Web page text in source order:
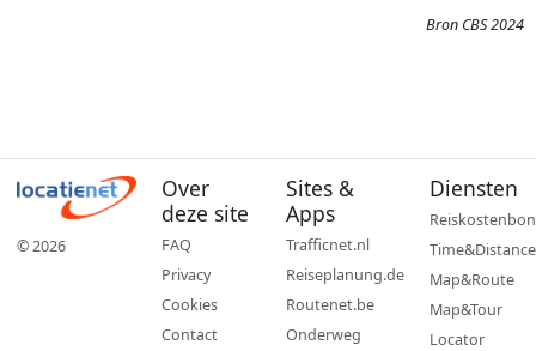
Bron CBS 2024
© 2026
Over
deze site
FAQ
Privacy
Cookies
Contact
Sites &
Apps
Trafficnet.nl
Reiseplanung.de
Routenet.be
Onderweg
Diensten
Reiskostenbon
Time&Distance
Map&Route
Map&Tour
Locator